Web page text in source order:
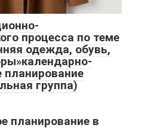
процесса по теме
одежда, обувь,
планирование
группа)
планирование в